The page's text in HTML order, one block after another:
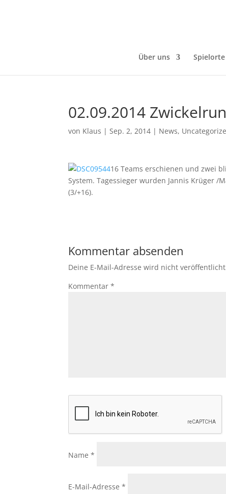
Über uns Spielorte
02.09.2014
von Klaus |Sep. 2, 2014 | News,
16 Teams erschienen und zwei
System. Tagessieger wurden Jannis Krüger /
(3/+16).
Kommentar absenden
Deine E-Mail-Adresse wird nicht
Kommentar*
Name*
E-Mail-Adresse*